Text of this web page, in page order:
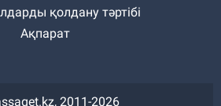
қолдану тәртібі
Ақпарат
2011-2026